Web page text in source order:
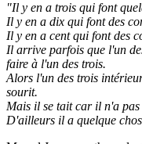
"Il y en a trois qui font
Il y en a dix qui font des
Il y en a cent qui font des
Il arrive parfois que l'un
faire à l'un des trois.
Alors l'un des trois
sourit.
Mais il se tait car il n'a
D'ailleurs il a quelque